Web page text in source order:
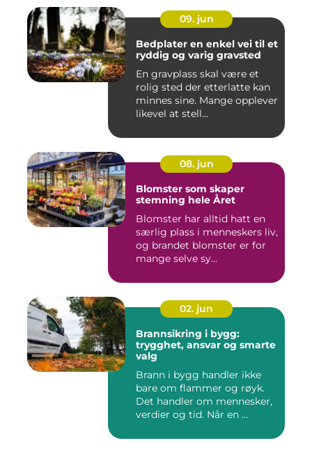
09. jun
Bedplater en enkel vei til et
ryddig og varig gravsted
En gravplass skal være et
rolig sted der etterlatte kan
minnes sine. Mange opplever
likevel at stell...
08. jun
Blomster som skaper
stemning hele Året
Blomster har alltid hatt en
særlig plass i menneskers liv,
og brandet blomster er for
mange selve sy...
02. jun
Brannsikring i bygg:
trygghet, ansvar og smarte
valg
Brann i bygg handler ikke
bare om flammer og røyk.
Det handler om mennesker,
verdier og tid. Når en ...